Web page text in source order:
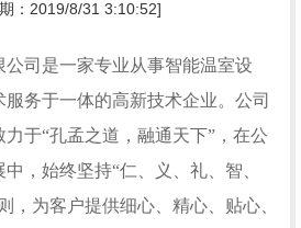
：2019/8/31 3:10:52]
司是一家专业从事智能温室设
务于一体的高新技术企业。公司
于“孔孟之道，融通天下”，在公
，始终坚持“仁、义、礼、智、
，为客户提供细心、精心、贴心、